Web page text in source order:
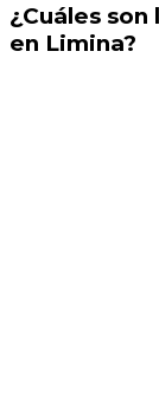
¿Cuáles
en Limina?